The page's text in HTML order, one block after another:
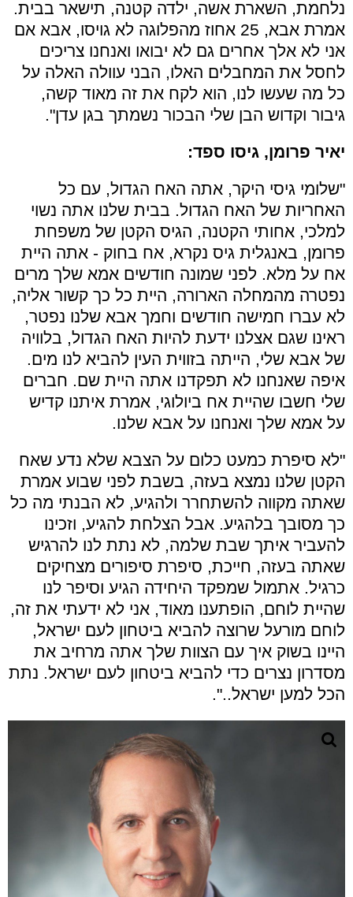
נלחמת, השארת אשה, ילדה קטנה, תישאר בבית.
אמרת אבא, 25 אחוז מהפלוגה לא גויסו, אבא אם
אני לא אלך אחרים גם לא יבואו ואנחנו צריכים
לחסל את המחבלים האלו, הבני עוולה האלה על
כל מה שעשו לנו, הוא לקח את זה מאוד קשה,
גיבור וקדוש הבן שלי הבכור נשמתך בגן עדן".
יאיר פרומן, גיסו ספד:
"שלומי גיסי היקר, אתה האח הגדול, עם כל
האחריות של האח הגדול. בבית שלנו אתה נשוי
למלכי, אחותי הקטנה, הגיס הקטן של משפחת
פרומן, באנגלית גיס נקרא, אח בחוק - אתה היית
אח על מלא. לפני שמונה חודשים אמא שלך מרים
נפטרה מהמחלה הארורה, היית כל כך קשור אליה,
לא עברו חמישה חודשים וחמך אבא שלנו נפטר,
ראינו שגם אצלנו ידעת להיות האח הגדול, בלוויה
של אבא שלי, הייתה בזווית העין להביא לנו מים.
איפה שאנחנו לא תפקדנו אתה היית שם. חברים
שלי חשבו שהיית אח ביולוגי, אמרת איתנו קדיש
על אמא שלך ואנחנו על אבא שלנו.
"לא סיפרת כמעט כלום על הצבא שלא נדע שאח
הקטן שלנו נמצא בעזה, בשבת לפני שבוע אמרת
שאתה מקווה להשתחרר ולהגיע, לא הבנתי מה כל
כך מסובך בלהגיע. אבל הצלחת להגיע, וזכינו
להעביר איתך שבת שלמה, לא נתת לנו להרגיש
שאתה בעזה, חייכת, סיפרת סיפורים מצחיקים
כרגיל. אתמול שמפקד היחידה הגיע וסיפר לנו
שהיית לוחם, הופתענו מאוד, אני לא ידעתי את זה,
לוחם מורעל שרוצה להביא ביטחון לעם ישראל,
היינו בשוק איך עם הצוות שלך אתה מרחיב את
מסדרון נצרים כדי להביא ביטחון לעם ישראל. נתת
הכל למען ישראל..".